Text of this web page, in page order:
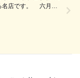
す。 六月の
漕